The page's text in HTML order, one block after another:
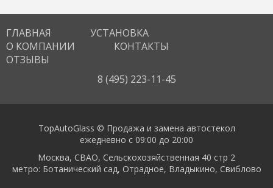
ГЛАВНАЯ
УСТАНОВКА
О КОМПАНИИ
КОНТАКТЫ
ОТЗЫВЫ
8 (495) 223-11-45
TopAutoGlass © Продажа и замена автостекол
ежедневно с 09:00 до 20:00
Москва, СВАО, Сельскохозяйственная 40 стр 2
метро: Ботанический сад, Отрадное, Владыкино, Свиблово